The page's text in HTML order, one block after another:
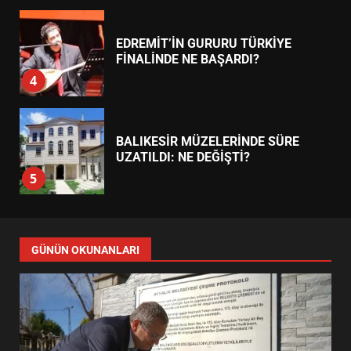
2
3
4
5
BALIKESİR MÜZELERİNDE SÜRE
UZATILDI: NE DEĞİŞTİ?